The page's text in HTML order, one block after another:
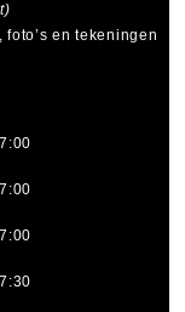
en tekeningen